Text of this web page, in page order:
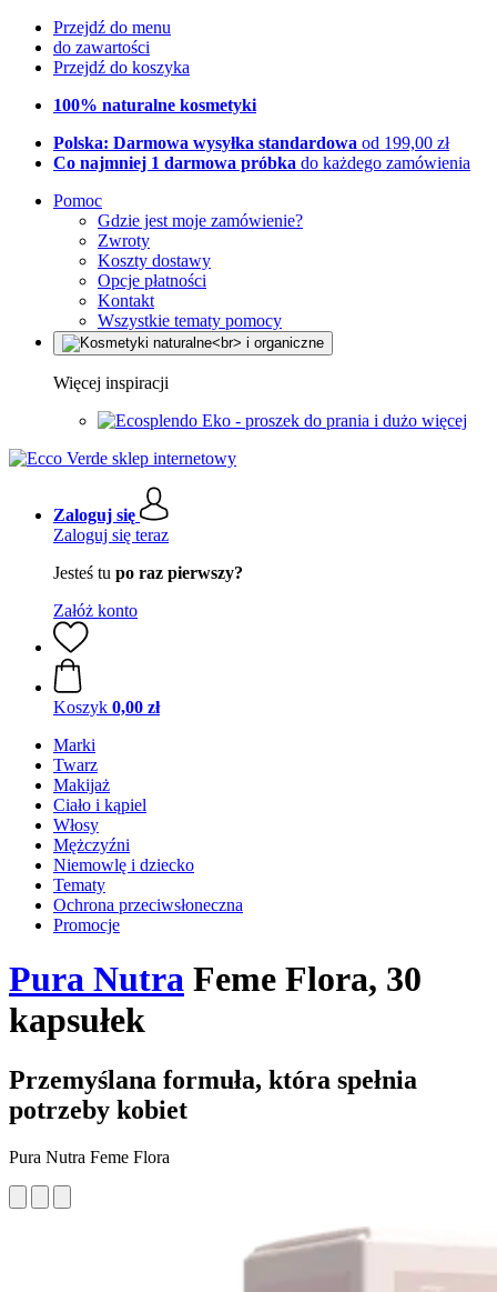
Przejdź do menu
do zawartości
Przejdź do koszyka
100% naturalne kosmetyki
Polska: Darmowa wysyłka standardowa od 199,00 zł
Co najmniej 1 darmowa próbka do każdego zamówienia
Pomoc
Gdzie jest moje zamówienie?
Zwroty
Koszty dostawy
Opcje płatności
Kontakt
Wszystkie tematy pomocy
Więcej inspiracji
Eko - proszek do prania i dużo więcej
Zaloguj się
Zaloguj się teraz
Jesteś tu po raz pierwszy?
Załóż konto
Koszyk 0,00 zł
Marki
Twarz
Makijaż
Ciało i kąpiel
Włosy
Mężczyźni
Niemowlę i dziecko
Tematy
Ochrona przeciwsłoneczna
Promocje
Pura Nutra Feme Flora, 30
kapsułek
Przemyślana formuła, która spełnia
potrzeby kobiet
Pura Nutra Feme Flora